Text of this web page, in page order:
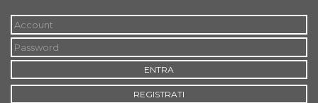
ENTRA
REGISTRATI